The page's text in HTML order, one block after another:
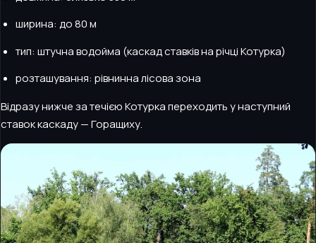
ширина: до 80 м
тип: штучна водойма (каскад ставків на річці Котурка)
розташування: рівнинна лісова зона
Відразу нижче за течією Котурка переходить у наступний
ставок каскаду — Горащиху.